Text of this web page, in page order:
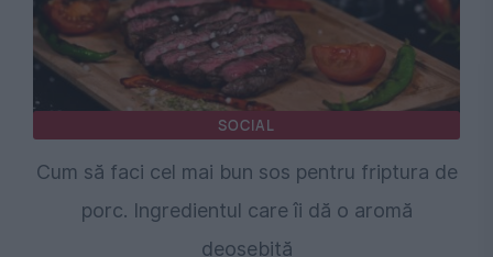
SOCIAL
Cum să faci cel mai bun sos pentru friptura de
porc. Ingredientul care îi dă o aromă
deosebită